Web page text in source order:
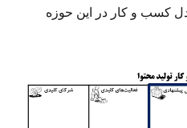
کسب و کار در این حوزه‌